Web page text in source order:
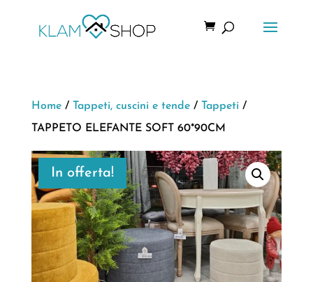
Home/ Tappeti, cuscini e tende/ Tappeti /
TAPPETO ELEFANTE SOFT 60*90CM
In offerta!